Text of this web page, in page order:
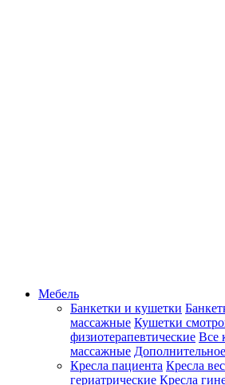
Мебель
Банкетки и кушетки
массажные Кушетки
физиотерапевтические Все
массажные
Кресла пациента Кресла
гериатрические Кресла